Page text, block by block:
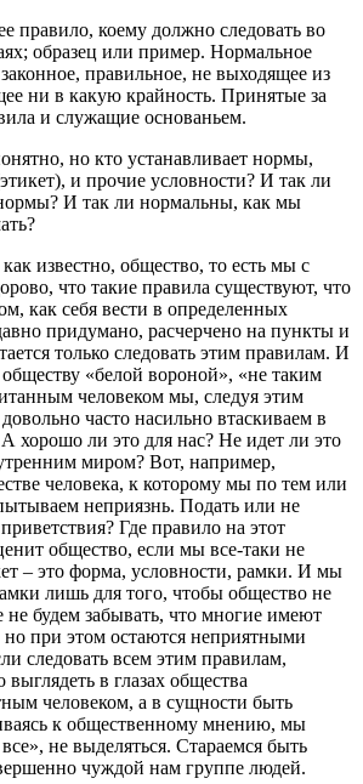
коему должно следовать во
образец или пример. Нормальное
правильное, не выходящее из
ни в какую крайность. Принятые за
и служащие основаньем.
но кто устанавливает нормы,
и прочие условности? И так ли
И так ли нормальны, как мы
известно, общество, то есть мы с
что такие правила существуют, что
как себя вести в определенных
придумано, расчерчено на пункты и
только следовать этим правилам. И
обществу «белой вороной», «не таким
человеком мы, следуя этим
часто насильно втаскиваем в
хорошо ли это для нас? Не идет ли это
миром? Вот, например,
человека, к которому мы по тем или
неприязнь. Подать или не
Где правило на этот
общество, если мы все-таки не
– это форма, условности, рамки. И мы
лишь для того, чтобы общество не
не будем забывать, что многие имеют
при этом остаются неприятными
следовать всем этим правилам,
в глазах общества
человеком, а в сущности быть
к общественному мнению, мы
не выделяться. Стараемся быть
чуждой нам группе людей.